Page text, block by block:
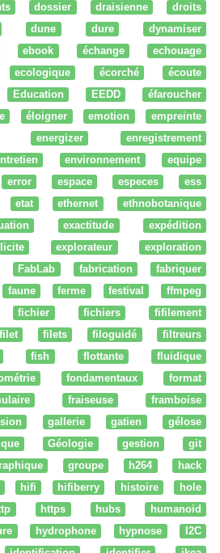
dossier draisienne
droits
dune dure
dynamiser
ebook échange
echouage
ecologique écorché
écoute
Education EEDD
éfaroucher
éloigner emotion
empreinte
energizer
enregistrement
environnement
equipe
error espace especes
ess
etat ethernet
ethnobotanique
exactitude
expédition
explorateur
exploration
FabLab fabrication
fabriquer
faune ferme festival
ffmpeg
fichier fichiers
fifilement
filet filets filoguidé
filtreurs
fish flottante
fluidique
fondamentaux
format
fraiseuse
framboise
gallerie gatien
gélose
Géologie gestion
git
groupe h264
hack
hifi hifiberry histoire
hole
https hubs
humanoid
hydrophone hypnose
I2C